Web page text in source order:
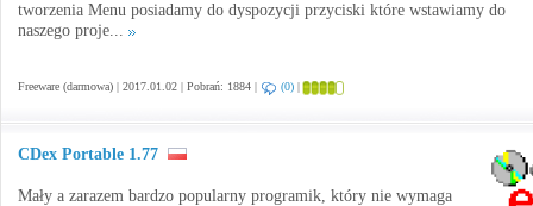
tworzenia Menu posiadamy do dyspozycji przyciski które wstawiamy do
naszego proje...
Freeware (darmowa) | 2017.01.02 | Pobrań: 1884 | (0) |
CDex Portable 1.77
Mały a zarazem bardzo popularny programik, który nie wymaga